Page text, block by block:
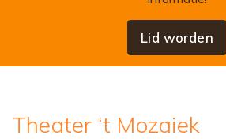
Lid worden
Theater ‘t Mozaiek